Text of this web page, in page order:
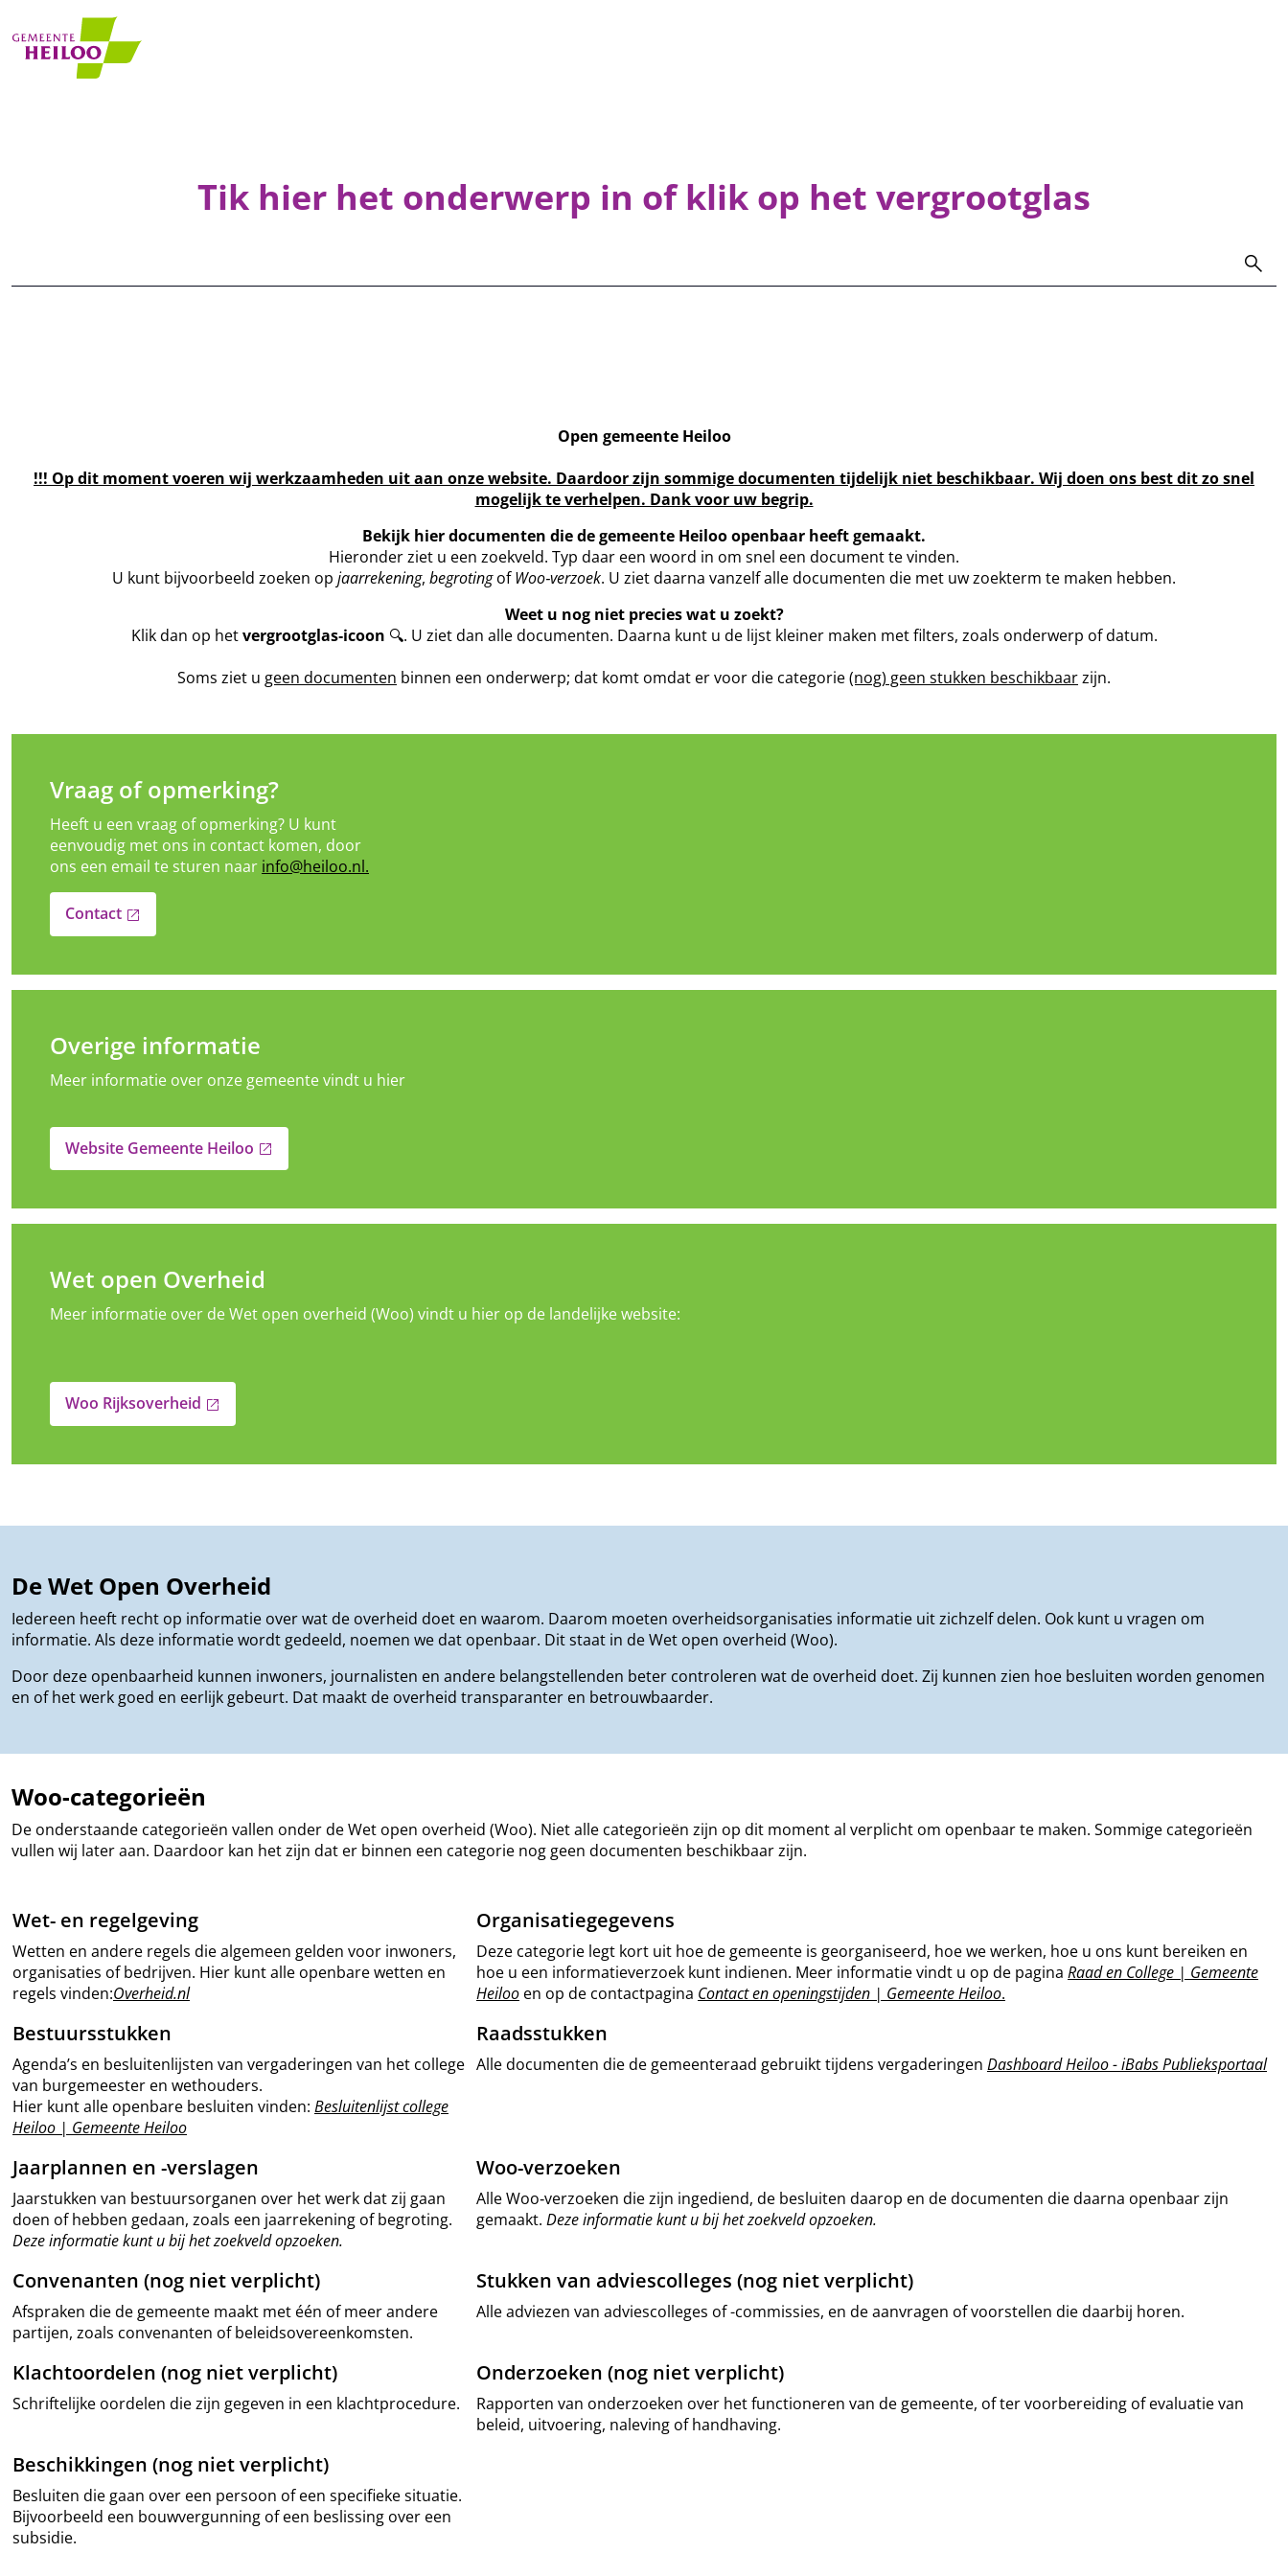
Skip to main content
Tik hier het onderwerp in of klik op het vergrootglas
search
Open gemeente Heiloo
!!! Op dit moment voeren wij werkzaamheden uit aan onze website. Daardoor zijn sommige documenten tijdelijk niet beschikbaar. Wij doen ons best dit zo snel
mogelijk te verhelpen. Dank voor uw begrip.
Bekijk hier documenten die de gemeente Heiloo openbaar heeft gemaakt.
Hieronder ziet u een zoekveld. Typ daar een woord in om snel een document te vinden.
U kunt bijvoorbeeld zoeken op jaarrekening, begrotingofWoo‑verzoek. U ziet daarna vanzelf alle documenten die met uw zoekterm te maken hebben.
Weet u nog niet precies wat u zoekt?
Klik dan op hetvergrootglas‑icoon 🔍. U ziet dan alle documenten. Daarna kunt u de lijst kleiner maken met filters, zoals onderwerp of datum.
Soms ziet u geen documenten binnen een onderwerp; dat komt omdat er voor die categorie(nog) geen stukken beschikbaarzijn.
Vraag of opmerking?
Heeft u een vraag of opmerking? U kunt
eenvoudig met ons in contact komen, door
ons een email te sturen naar info@heiloo.nl.
Contact open_in_new
Overige informatie
Meer informatie over onze gemeente vindt u hier
Website Gemeente Heiloo open_in_new
Wet open Overheid
Meer informatie over de Wet open overheid (Woo) vindt u hier op de landelijke website:
Woo Rijksoverheid open_in_new
De Wet Open Overheid
Iedereen heeft recht op informatie over wat de overheid doet en waarom. Daarom moeten overheidsorganisaties informatie uit zichzelf delen. Ook kunt u vragen om
informatie. Als deze informatie wordt gedeeld, noemen we dat openbaar. Dit staat in de Wet open overheid (Woo).
Door deze openbaarheid kunnen inwoners, journalisten en andere belangstellenden beter controleren wat de overheid doet. Zij kunnen zien hoe besluiten worden genomen
en of het werk goed en eerlijk gebeurt. Dat maakt de overheid transparanter en betrouwbaarder.
Woo-categorieën
De onderstaande categorieën vallen onder de Wet open overheid (Woo). Niet alle categorieën zijn op dit moment al verplicht om openbaar te maken. Sommige categorieën
vullen wij later aan. Daardoor kan het zijn dat er binnen een categorie nog geen documenten beschikbaar zijn.
Wet- en regelgeving
Wetten en andere regels die algemeen gelden voor inwoners,
organisaties of bedrijven. Hier kunt alle openbare wetten en
regels vinden:Overheid.nl
Organisatiegegevens
Deze categorie legt kort uit hoe de gemeente is georganiseerd, hoe we werken, hoe u ons kunt bereiken en
hoe u een informatieverzoek kunt indienen. Meer informatie vindt u op de pagina Raad en College | Gemeente
Heiloo en op de contactpagina Contact en openingstijden | Gemeente Heiloo.
Bestuursstukken
Agenda’s en besluitenlijsten van vergaderingen van het college
van burgemeester en wethouders.
Hier kunt alle openbare besluiten vinden: Besluitenlijst college
Heiloo | Gemeente Heiloo
Raadsstukken
Alle documenten die de gemeenteraad gebruikt tijdens vergaderingen Dashboard Heiloo - iBabs Publieksportaal
Jaarplannen en -verslagen
Jaarstukken van bestuursorganen over het werk dat zij gaan
doen of hebben gedaan, zoals een jaarrekening of begroting.
Deze informatie kunt u bij het zoekveld opzoeken.
Woo-verzoeken
Alle Woo‑verzoeken die zijn ingediend, de besluiten daarop en de documenten die daarna openbaar zijn
gemaakt. Deze informatie kunt u bij het zoekveld opzoeken.
Convenanten (nog niet verplicht)
Afspraken die de gemeente maakt met één of meer andere
partijen, zoals convenanten of beleidsovereenkomsten.
Stukken van adviescolleges (nog niet verplicht)
Alle adviezen van adviescolleges of -commissies, en de aanvragen of voorstellen die daarbij horen.
Klachtoordelen (nog niet verplicht)
Schriftelijke oordelen die zijn gegeven in een klachtprocedure.
Onderzoeken (nog niet verplicht)
Rapporten van onderzoeken over het functioneren van de gemeente, of ter voorbereiding of evaluatie van
beleid, uitvoering, naleving of handhaving.
Beschikkingen (nog niet verplicht)
Besluiten die gaan over een persoon of een specifieke situatie.
Bijvoorbeeld een bouwvergunning of een beslissing over een
subsidie.